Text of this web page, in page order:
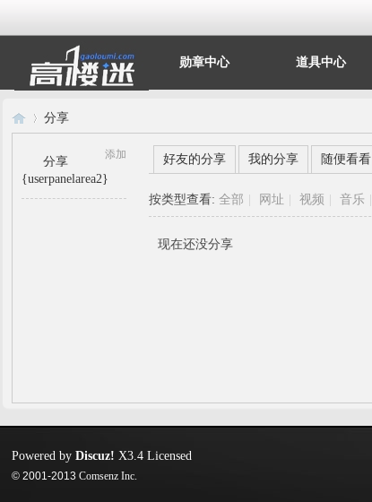
勋章中心 道具中心
分享
添加
分享
{userpanelarea2}
好友的分享 我的分享 随便看看
按类型查看:全部 网址 视频 音乐
现在还没分享
Powered byDiscuz! X3.4 Licensed
© 2001-2013Comsenz Inc.